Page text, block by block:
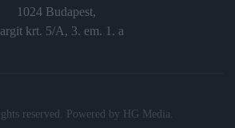
1024 Budapest,
krt. 5/A, 3. em. 1. a
reserved. Powered by HG Media